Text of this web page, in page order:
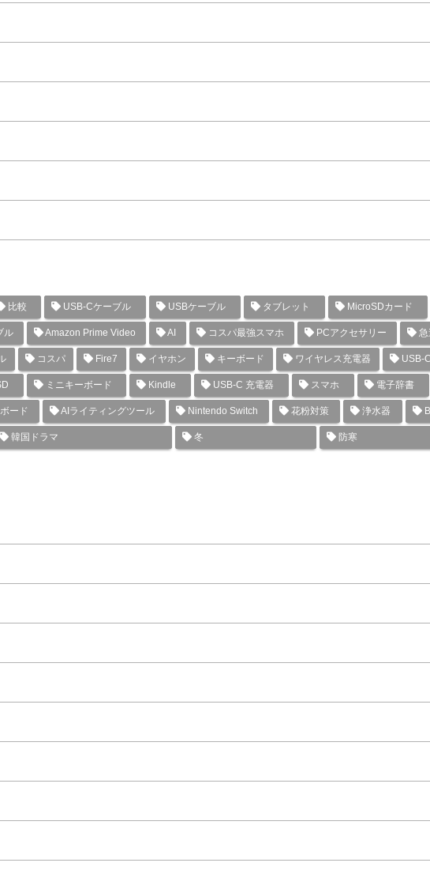
比較 USB-Cケーブル USBケーブル タブレット MicroSDカード
ル Amazon Prime Video AI コスパ最強スマホ PCアクセサリー
コスパ Fire7 イヤホン キーボード ワイヤレス充電器 USB-C
ミニキーボード Kindle USB-C 充電器 スマホ 電子辞書
ード AIライティングツール Nintendo Switch 花粉対策 浄水器
韓国ドラマ 冬 防寒